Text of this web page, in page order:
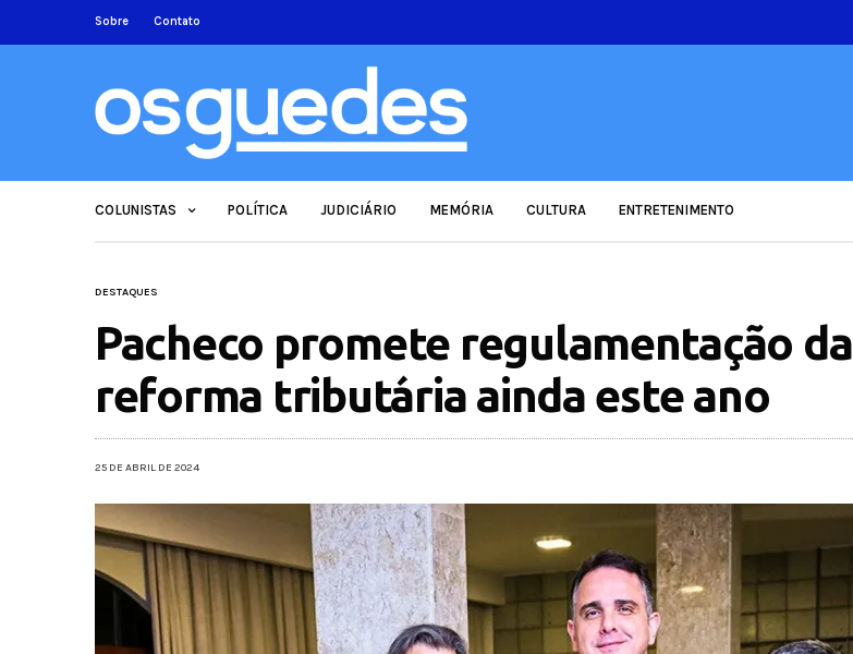
Sobre Contato
COLUNISTAS POLÍTICA JUDICIÁRIO MEMÓRIA CULTURA ENTRETENIMENTO
DESTAQUES
Pacheco promete regulamentação da
reforma tributária ainda este ano
25 DE ABRIL DE 2024